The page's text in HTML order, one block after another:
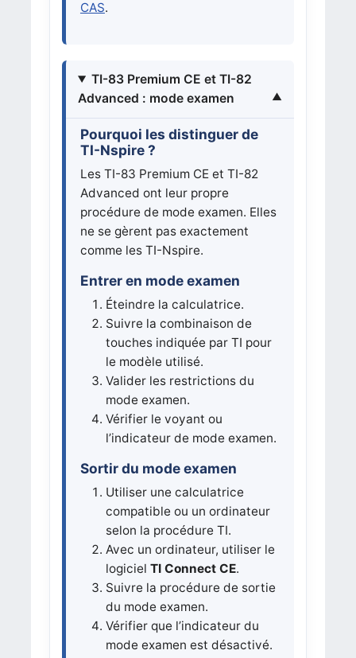
CAS.
TI-83 Premium CE et TI-82
Advanced : mode examen
Pourquoi les distinguer de
TI-Nspire ?
Les TI-83 Premium CE et TI-82
Advanced ont leur propre
procédure de mode examen. Elles
ne se gèrent pas exactement
comme les TI-Nspire.
Entrer en mode examen
Éteindre la calculatrice.
Suivre la combinaison de
touches indiquée par TI pour
le modèle utilisé.
Valider les restrictions du
mode examen.
Vérifier le voyant ou
l’indicateur de mode examen.
Sortir du mode examen
Utiliser une calculatrice
compatible ou un ordinateur
selon la procédure TI.
Avec un ordinateur, utiliser le
logiciel TI Connect CE.
Suivre la procédure de sortie
du mode examen.
Vérifier que l’indicateur du
mode examen est désactivé.